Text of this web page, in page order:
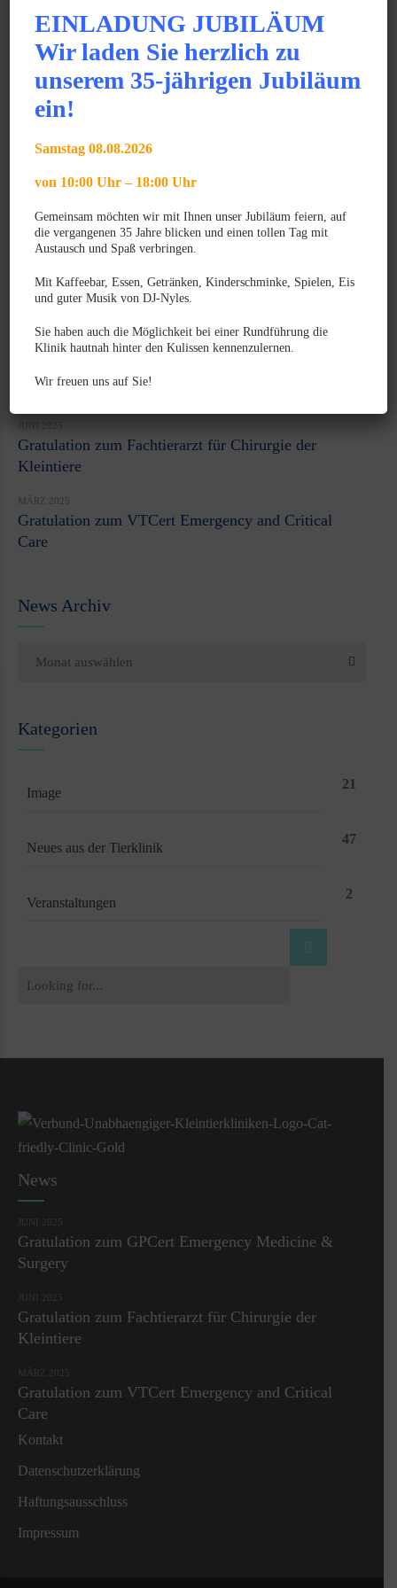
Da die Reaktion physiologisch ist, muss man sich darüber
bewusst werden, dass es zu Rückfällen kommen kann und
eine mehrmalige Therapie nötig ist.
Wie sind die Chancen?
Sehr gut, in der Regel heilt diese „Erkrankung“ mit spätestens
Weiterlesen
News
JUNI 2025
Surgery
JUNI 2025
Gratulation zum Fachtierarzt für Chirurgie der
Kleintiere
MÄRZ 2025
Gratulation zum VTCert Emergency and Critical
Care
News Archiv
Monat auswählen
Kategorien
Image
21
Neues aus der Tierklinik
47
Veranstaltungen
2
News
JUNI 2025
Gratulation zum GPCert Emergency Medicine &
Surgery
JUNI 2025
Gratulation zum Fachtierarzt für Chirurgie der
Kleintiere
MÄRZ 2025
Gratulation zum VTCert Emergency and Critical
Care
Kontakt
Datenschutzerklärung
Haftungsausschluss
Impressum
EINLADUNG JUBILÄUM
Wir laden Sie herzlich zu
unserem 35-jährigen Jubiläum
ein!
Samstag 08.08.2026
von 10:00 Uhr – 18:00 Uhr
Gemeinsam möchten wir mit Ihnen unser Jubiläum feiern, auf
die vergangenen 35 Jahre blicken und einen tollen Tag mit
Austausch und Spaß verbringen.
Mit Kaffeebar, Essen, Getränken, Kinderschminke, Spielen, Eis
und guter Musik von DJ-Nyles.
Sie haben auch die Möglichkeit bei einer Rundführung die
Klinik hautnah hinter den Kulissen kennenzulernen.
Wir freuen uns auf Sie!